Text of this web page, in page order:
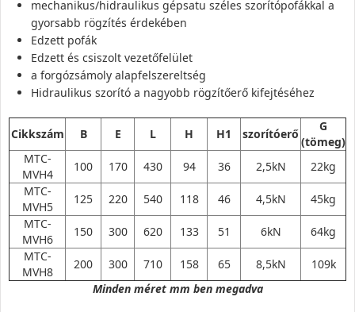
mechanikus/hidraulikus gépsatu széles szorítópofákkal a
gyorsabb rögzítés érdekében
Edzett pofák
Edzett és csiszolt vezetőfelület
a forgózsámoly alapfelszereltség
Hidraulikus szorító a nagyobb rögzítőerő kifejtéséhez
Cikkszám B E L H H1 szorítóerő
G
(tömeg)
MTC-
MVH4
100 170 430 94 36 2,5kN
22kg
MTC-
MVH5
125 220 540 118 46 4,5kN
45kg
MTC-
MVH6
150 300 620 133 51 6kN
64kg
MTC-
MVH8
200 300 710 158 65 8,5kN
109k
Minden méret mm ben megadva